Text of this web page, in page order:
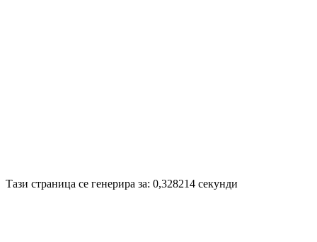
Тази страница се генерира за: 0,328214 секунди